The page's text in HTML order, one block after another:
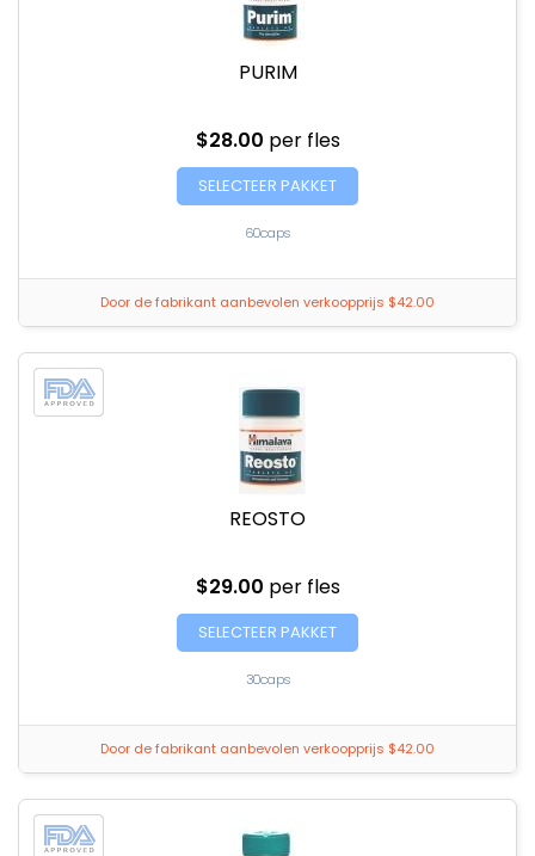
PURIM
$28.00 per fles
SELECTEER PAKKET
60caps
Door de fabrikant aanbevolen verkoopprijs $42.00
REOSTO
$29.00 per fles
SELECTEER PAKKET
30caps
Door de fabrikant aanbevolen verkoopprijs $42.00